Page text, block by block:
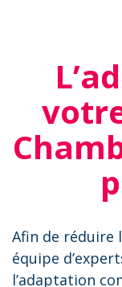
Afin de réduire
équipe
l’adaptation